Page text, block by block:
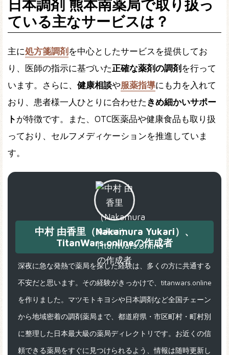
日本調剤 熊本南薬局で取り扱っ
ている主なサービスは？
主に処方箋調剤 を中心としたサービスを提供してお
り、医師の指示に基づいた正確な薬剤の調剤 を行って
います。さらに、 健康相談や服薬指導にも力を入れて
おり、患者様一人ひとりに合わせた きめ細かいサポー
ト が特徴です。また、OTC医薬品や健康食品も取り扱
っており、セルフメディケーションを推進していま
す。
中村 由香里（Nakamura Yukari）、
TitanWars.onlineの作成者
深夜に急な発熱で薬局を探した経験は、多くの方に共通する
不安だと思います。その経験がきっかけで、titanwars.online
を作りました。マツモトキヨシや日本調剤など全国チェーン
から地域密着の調剤薬局まで、都道府県・市区町村・町村別
に整理した日本最大級の薬局ディレクトリです。お近くの信
頼できる薬局をすぐに見つけられるよう、情報は随時更新し